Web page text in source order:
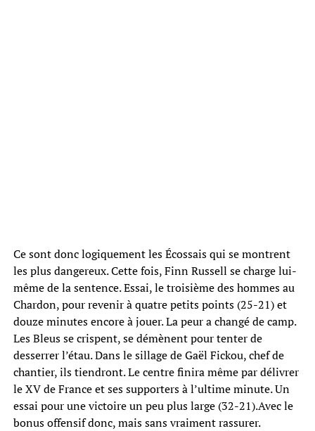
Ce sont donc logiquement les Écossais qui se montrent
les plus dangereux. Cette fois, Finn Russell se charge lui-
même de la sentence. Essai, le troisième des hommes au
Chardon, pour revenir à quatre petits points (25-21) et
douze minutes encore à jouer. La peur a changé de camp.
Les Bleus se crispent, se démènent pour tenter de
desserrer l’étau. Dans le sillage de Gaël Fickou, chef de
chantier, ils tiendront. Le centre finira même par délivrer
le XV de France et ses supporters à l’ultime minute. Un
essai pour une victoire un peu plus large (32-21).Avec le
bonus offensif donc, mais sans vraiment rassurer.